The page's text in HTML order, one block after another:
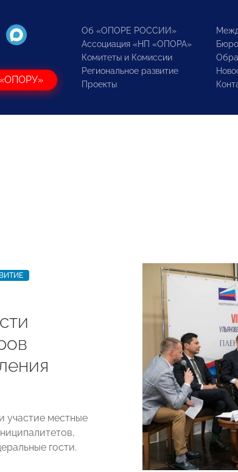
Об «ОПОРЕ РОССИИ»
Ассоциация «НП «ОПОРА»
Комитеты и Комиссии
Региональное развитие
Проекты
участие местные
гости.